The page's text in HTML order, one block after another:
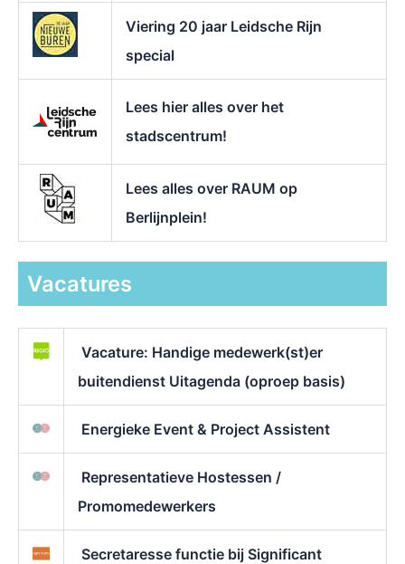
Viering 20 jaar Leidsche Rijn
special
Lees hier alles over het
stadscentrum!
Lees alles over RAUM op
Berlijnplein!
Vacatures
Vacature: Handige medewerk(st)er
buitendienst Uitagenda (oproep basis)
Energieke Event & Project Assistent
Representatieve Hostessen /
Promomedewerkers
Secretaresse functie bij Significant